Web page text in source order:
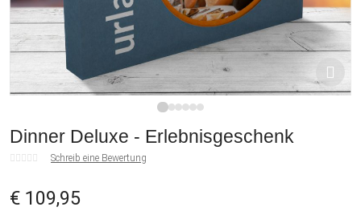
Dinner Deluxe - Erlebnisgeschenk
Schreib eine Bewertung
€ 109,95